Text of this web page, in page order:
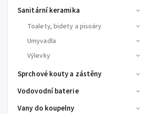
Sanitární keramika
Toalety, bidety a pisoáry
Umyvadla
Výlevky
Sprchové kouty a zástěny
Vodovodní baterie
Vany do koupelny